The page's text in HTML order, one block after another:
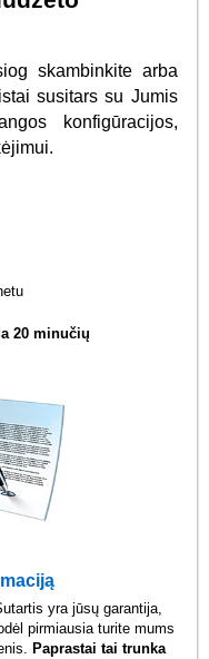
skambinkite arba
susitars su Jumis
konfigūracijos,
20 minučių
yra jūsų garantija,
pirmiausia turite mums
Paprastai tai trunka